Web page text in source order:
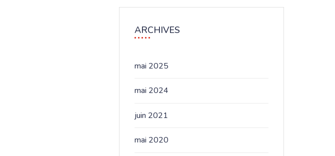
ARCHIVES
mai 2025
mai 2024
juin 2021
mai 2020